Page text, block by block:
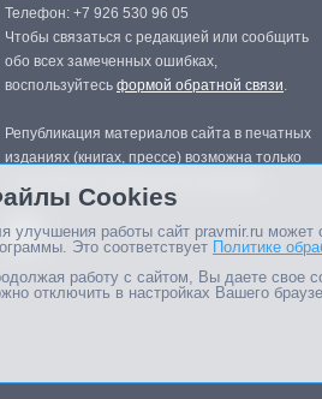
Телефон: +7 926 530 96 05
Чтобы связаться с редакцией или сообщить
обо всех замеченных ошибках,
воспользуйтесь формой обратной связи.
Републикация материалов сайта в печатных
изданиях (книгах, прессе) возможна только
Cookies
улучшения работы сайт pravmir.ru
Это соответствует Политике
работу с сайтом, Вы даете свое
отключить в настройках Вашего